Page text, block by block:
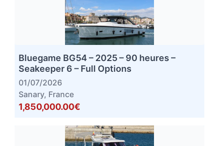
Bluegame BG54 – 2025 – 90 heures –
Seakeeper 6 – Full Options
01/07/2026
Sanary, France
1,850,000.00€